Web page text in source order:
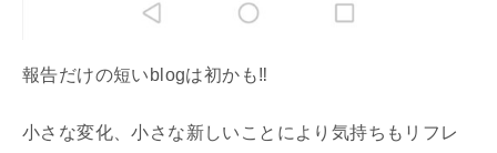
報告だけの短いblogは初かも‼
小さな変化、小さな新しいことにより気持ちもリフレ